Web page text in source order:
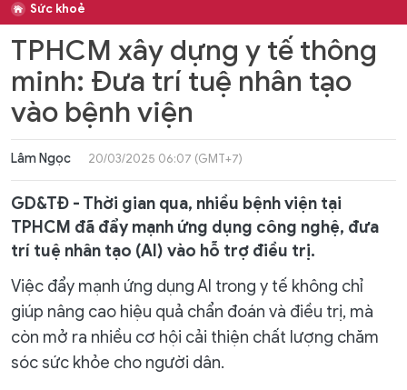
Sức khoẻ
TPHCM xây dựng y tế thông
minh: Đưa trí tuệ nhân tạo
vào bệnh viện
Lâm Ngọc 20/03/2025 06:07 (GMT+7)
GD&TĐ - Thời gian qua, nhiều bệnh viện tại
TPHCM đã đẩy mạnh ứng dụng công nghệ, đưa
trí tuệ nhân tạo (AI) vào hỗ trợ điều trị.
Việc đẩy mạnh ứng dụng AI trong y tế không chỉ
giúp nâng cao hiệu quả chẩn đoán và điều trị, mà
còn mở ra nhiều cơ hội cải thiện chất lượng chăm
sóc sức khỏe cho người dân.